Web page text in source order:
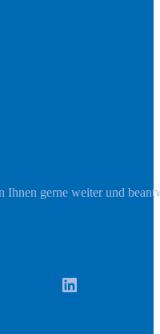
Ihnen gerne weiter und
LinkedIn